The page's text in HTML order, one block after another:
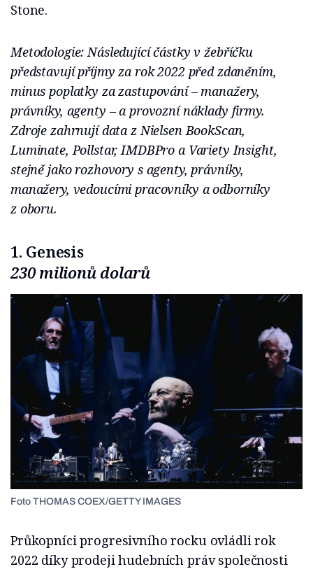
Stone.
Metodologie: Následující částky v žebříčku
představují příjmy za rok 2022 před zdaněním,
minus poplatky za zastupování – manažery,
právníky, agenty – a provozní náklady firmy.
Zdroje zahrnují data z Nielsen BookScan,
Luminate, Pollstar, IMDBPro a Variety Insight,
stejně jako rozhovory s agenty, právníky,
manažery, vedoucími pracovníky a odborníky
z oboru.
1. Genesis
230 milionů dolarů
Foto THOMAS COEX/GETTY IMAGES
Průkopníci progresivního rocku ovládli rok
2022 díky prodeji hudebních práv společnosti